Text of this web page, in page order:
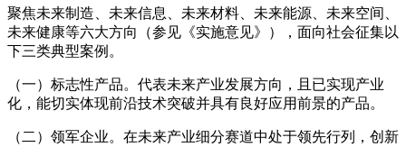
聚焦未来制造、未来信息、未来材料、未来能源、未来空间、
未来健康等六大方向（参见《实施意见》），面向社会征集以
下三类典型案例。
（一）标志性产品。代表未来产业发展方向，且已实现产业
化，能切实体现前沿技术突破并具有良好应用前景的产品。
（二）领军企业。在未来产业细分赛道中处于领先行列，创新